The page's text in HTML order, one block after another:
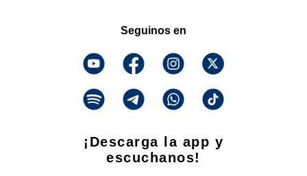
Seguinos en
¡Descarga la app y
escuchanos!